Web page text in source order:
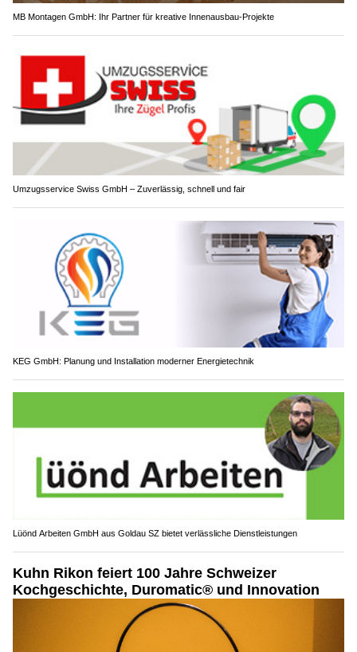
MB Montagen GmbH: Ihr Partner für kreative Innenausbau-Projekte
Umzugsservice Swiss GmbH – Zuverlässig, schnell und fair
KEG GmbH: Planung und Installation moderner Energietechnik
Lüönd Arbeiten GmbH aus Goldau SZ bietet verlässliche Dienstleistungen
Kuhn Rikon feiert 100 Jahre Schweizer
Kochgeschichte, Duromatic® und Innovation